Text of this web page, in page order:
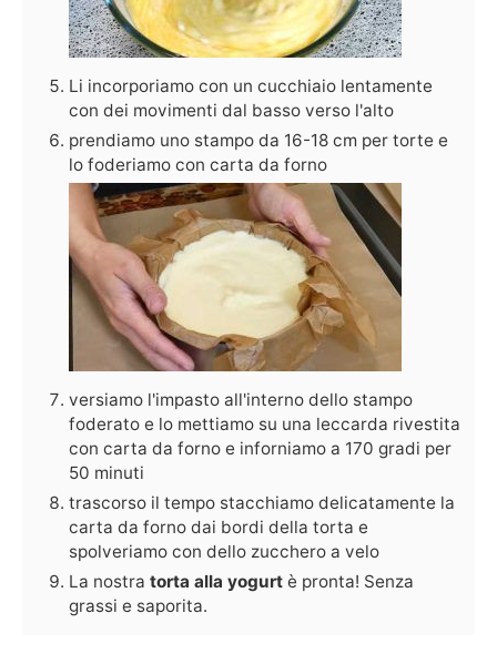
Li incorporiamo con un cucchiaio lentamente
con dei movimenti dal basso verso l'alto
prendiamo uno stampo da 16-18 cm per torte e
lo foderiamo con carta da forno
versiamo l'impasto all'interno dello stampo
foderato e lo mettiamo su una leccarda rivestita
con carta da forno e inforniamo a 170 gradi per
50 minuti
trascorso il tempo stacchiamo delicatamente la
carta da forno dai bordi della torta e
spolveriamo con dello zucchero a velo
La nostra torta alla yogurt è pronta! Senza
grassi e saporita.